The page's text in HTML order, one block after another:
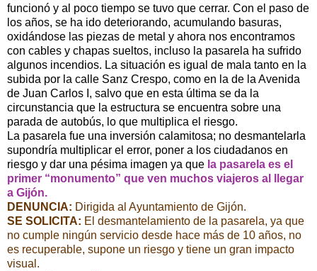
funcionó y al poco tiempo se tuvo que cerrar. Con el paso de
los años, se ha ido deteriorando, acumulando basuras,
oxidándose las piezas de metal y ahora nos encontramos
con cables y chapas sueltos, incluso la pasarela ha sufrido
algunos incendios. La situación es igual de mala tanto en la
subida por la calle Sanz Crespo, como en la de la Avenida
de Juan Carlos I, salvo que en esta última se da la
circunstancia que la estructura se encuentra sobre una
parada de autobús, lo que multiplica el riesgo.
La pasarela fue una inversión calamitosa; no desmantelarla
supondría multiplicar el error, poner a los ciudadanos en
riesgo y dar una pésima imagen ya que la pasarela es el
primer “monumento” que ven muchos viajeros al llegar
a Gijón.
DENUNCIA: Dirigida al Ayuntamiento de Gijón.
SE SOLICITA: El desmantelamiento de la pasarela, ya que
no cumple ningún servicio desde hace más de 10 años, no
es recuperable, supone un riesgo y tiene un gran impacto
visual.